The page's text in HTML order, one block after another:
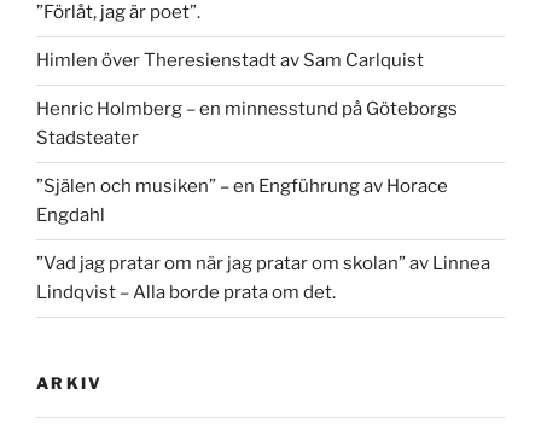
”Förlåt, jag är poet”.
Himlen över Theresienstadt av Sam Carlquist
Henric Holmberg – en minnesstund på Göteborgs
Stadsteater
”Själen och musiken” – en Engführung av Horace
Engdahl
”Vad jag pratar om när jag pratar om skolan” av Linnea
Lindqvist – Alla borde prata om det.
ARKIV